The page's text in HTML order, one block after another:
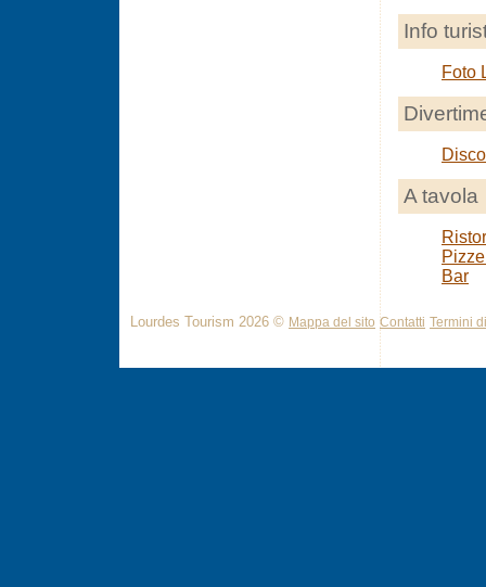
Info
Foto
A tavola
Bar
Lourdes Tourism 2026 © Mappa del sito Contatti Termini